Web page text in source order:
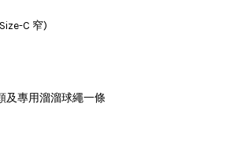
C 窄)
及專用溜溜球繩一條